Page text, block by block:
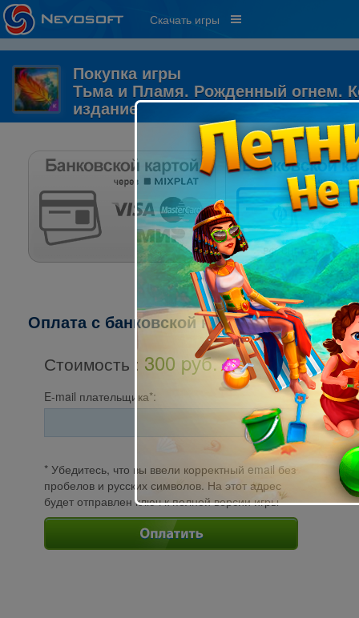
Скачать игры
Покупка игры
Тьма и Пламя. Рожденный огнем.
издание
Оплата с банковской карты через
Стоимость : 300 pуб.
E-mail плательщика*:
* Убедитесь, что вы ввели корректный email без
пробелов и русских символов. На этот адрес
будет отправлен ключ к полной версии игры